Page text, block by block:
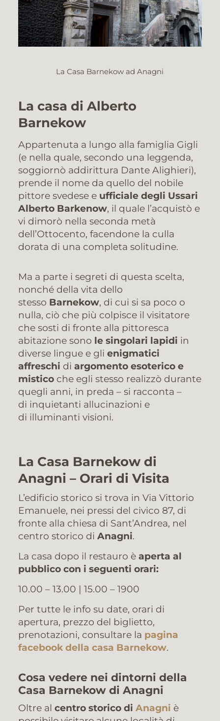
La Casa Barnekow ad Anagni
La casa di Alberto
Barnekow
Appartenuta a lungo alla famiglia Gigli
(e nella quale, secondo una leggenda,
soggiornò addirittura Dante Alighieri),
prende il nome da quello del nobile
pittore svedese e ufficiale degli Ussari
Alberto Barkenow, il quale l’acquistò e
vi dimorò nella seconda metà
dell’Ottocento, facendone la culla
dorata di una completa solitudine.
Ma a parte i segreti di questa scelta,
nonché della vita dello
stesso Barnekow, di cui si sa poco o
nulla, ciò che più colpisce il visitatore
che sosti di fronte alla pittoresca
abitazione sono le singolari lapidi in
diverse lingue e gli enigmatici
affreschi di argomento esoterico e
misticoche egli stesso realizzò durante
quegli anni, in preda – si racconta –
di inquietanti allucinazioni e
di illuminanti visioni.
La Casa Barnekow di
Anagni – Orari di Visita
L’edificio storico si trova in Via Vittorio
Emanuele, nei pressi del civico 87, di
fronte alla chiesa di Sant’Andrea, nel
centro storico di Anagni.
La casa dopo il restauro è aperta al
pubblico con i seguenti orari:
10.00 – 13.00 | 15.00 – 1900
Per tutte le info su date, orari di
apertura, prezzo del biglietto,
prenotazioni, consultare la pagina
facebook della casa Barnekow.
Cosa vedere nei dintorni della
Casa Barnekow di Anagni
Oltre al centro storico di Anagni è